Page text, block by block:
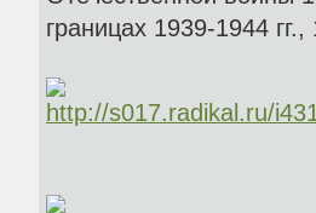
границах 1939-1944